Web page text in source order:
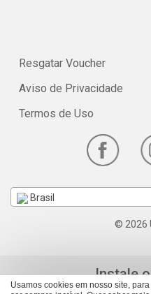
Usamos cookies em nosso site,
Resgatar Voucher
Aviso de Privacidade
Termos de Uso
Brasil
© 2026
Instale